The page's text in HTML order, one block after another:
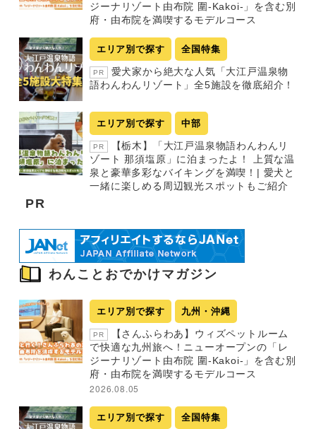
ジーナリゾート由布院 圍-Kakoi-」を含む別
府・由布院を満喫するモデルコース
エリア別で探す 全国特集
PR
愛犬家から絶大な人気「大江戸温泉物
語わんわんリゾート」全5施設を徹底紹介！
エリア別で探す 中部
PR
【栃木】「大江戸温泉物語わんわんリ
ゾート 那須塩原」に泊まったよ！ 上質な温
泉と豪華多彩なバイキングを満喫！| 愛犬と
一緒に楽しめる周辺観光スポットもご紹介
PR
わんことおでかけマガジン
エリア別で探す 九州・沖縄
PR
【さんふらわあ】ウィズペットルーム
で快適な九州旅へ！ニューオープンの「レ
ジーナリゾート由布院 圍-Kakoi-」を含む別
府・由布院を満喫するモデルコース
2026.08.05
エリア別で探す 全国特集